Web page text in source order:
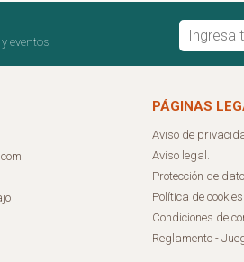
eventos.
PÁGINAS
Aviso de
Aviso legal.
Protección de
Política de cookies
Condiciones de
Reglamento -